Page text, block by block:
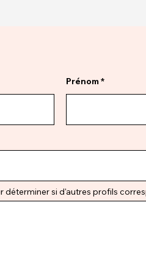
Prénom
déterminer si d'autres profils